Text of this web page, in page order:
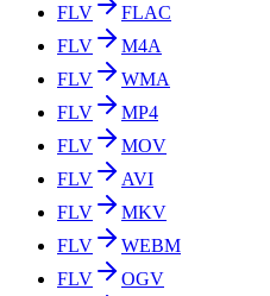
FLV
FLAC
FLV
M4A
FLV
WMA
FLV
MP4
FLV
MOV
FLV
AVI
FLV
MKV
FLV
WEBM
FLV
OGV